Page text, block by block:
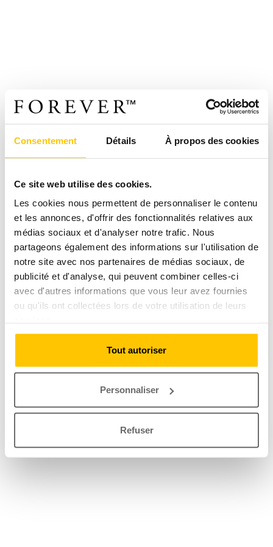
Consentement Détails À propos des cookies
Ce site web utilise des cookies.
Les cookies nous permettent de personnaliser le contenu
et les annonces, d'offrir des fonctionnalités relatives aux
médias sociaux et d'analyser notre trafic. Nous
partageons également des informations sur l'utilisation de
notre site avec nos partenaires de médias sociaux, de
publicité et d'analyse, qui peuvent combiner celles-ci
avec d'autres informations que vous leur avez fournies
ou qu'ils ont collectées lors de votre utilisation de leurs
Tout autoriser
Personnaliser
Refuser